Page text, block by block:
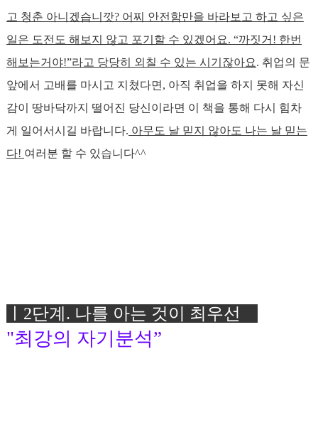
고 청춘 아니겠습니깟? 어찌 안전함만을 바라보고 하고 싶은
일은 도전도 해보지 않고 포기할 수 있겠어요. “까짓거! 한번
해보는거야!”라고 당당히 외칠 수 있는 시기잖아요. 취업의 문
앞에서 고배를 마시고 지쳤다면, 아직 취업을 하지 못해 자신
감이 땅바닥까지 떨어진 당신이라면 이 책을 통해 다시 힘차
게 일어서시길 바랍니다. 아무도 날 믿지 않아도 나는 날 믿는
다! 여러분 할 수 있습니다^^
ㅣ2단계 . 나를 아는 것이 최우선
"최강의 자기분석”